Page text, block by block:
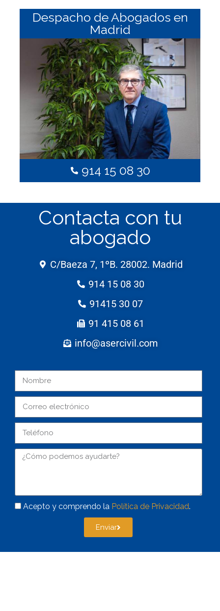
Despacho de Abogados en
Madrid
914 15 08 30
Contacta con tu
abogado
C/Baeza 7, 1ºB. 28002. Madrid
914 15 08 30
91415 30 07
91 415 08 61
info@asercivil.com
Acepto y comprendo la Política de Privacidad.
Enviar